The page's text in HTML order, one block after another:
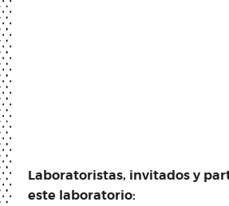
Laboratoristas, invitados y
este laboratorio: